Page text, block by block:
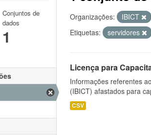
Organizações: IBICT
Etiquetas:
servidores
Licença para
Informações referentes
(IBICT) afastados para
CSV
Conjuntos de
dados
1